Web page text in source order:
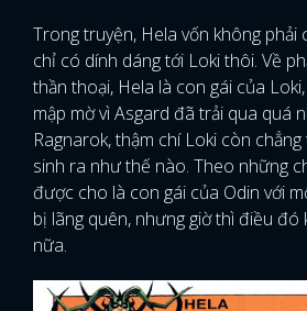
Trong truyện, Hela vốn không phải
chỉ có dính dáng tới Loki thôi. Về
thần thoại, Hela là con gái của
mập mờ vì Asgard đã trải qua quá
Ragnarok, thậm chí Loki còn
sinh ra như thế nào. Theo những
được cho là con gái của Odin với
bị lãng quên, nhưng giờ thì điều
nữa.